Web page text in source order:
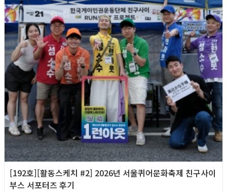
[192호][활동스케치 #2] 2026년 서울퀴어문화축제 친구사이
부스 서포터즈 후기